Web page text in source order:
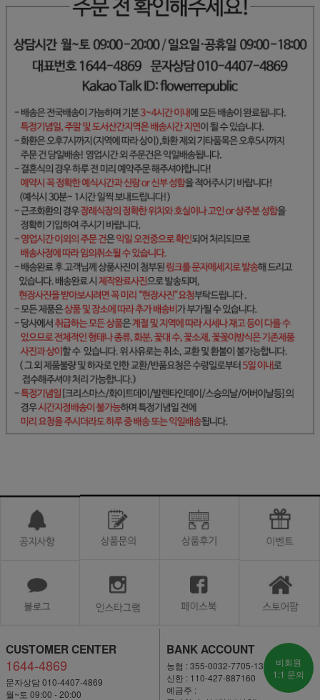
CUSTOMER CENTER
1644-4869
문자상담 010-4407-4869
월~토 09:00 - 20:00
BANK ACCOUNT
농협 : 355-0032-7705-13
신한 : 110-427-887160
예금주 :
비회원
1:1 문의